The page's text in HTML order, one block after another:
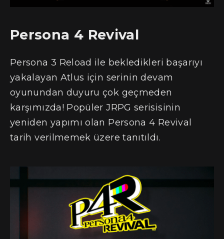
Persona 4 Revival
Persona 3 Reload ile bekledikleri başarıyı
yakalayan Atlus için serinin devam
oyunundan duyuru çok geçmeden
karşımızda! Popüler JRPG serisisinin
yeniden yapımı olan Persona 4 Revival
tarih verilmemek üzere tanıtıldı.